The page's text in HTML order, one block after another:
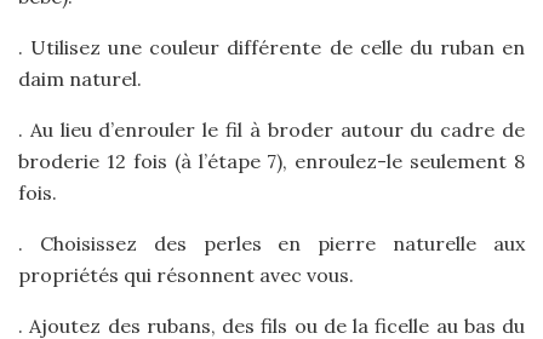
. Utilisez une couleur différente de celle du ruban en
daim naturel.
. Au lieu d’enrouler le fil à broder autour du cadre de
broderie 12 fois (à l’étape 7), enroulez-le seulement 8
fois.
. Choisissez des perles en pierre naturelle aux
propriétés qui résonnent avec vous.
. Ajoutez des rubans, des fils ou de la ficelle au bas du